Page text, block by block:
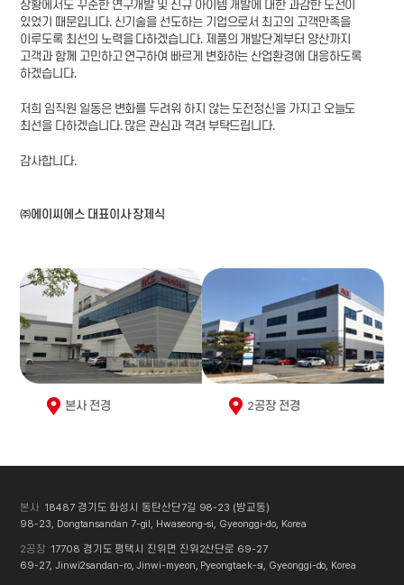
상황에서도 꾸준한 연구개발 및 신규 아이템 개발에 대한 과감한 도전이
있었기 때문입니다. 신기술을 선도하는 기업으로서 최고의 고객만족을
이루도록 최선의 노력을 다하겠습니다. 제품의 개발단계부터 양산까지
고객과 함께 고민하고 연구하여 빠르게 변화하는 산업환경에 대응하도록
하겠습니다.
저희 임직원 일동은 변화를 두려워 하지 않는 도전정신을 가지고 오늘도
최선을 다하겠습니다. 많은 관심과 격려 부탁드립니다.
감사합니다.
㈜에이씨에스 대표이사 장제식
본사 전경 2공장 전경
본사 18487 경기도 화성시 동탄산단7길 98-23 (방교동)
98-23, Dongtansandan 7-gil, Hwaseong-si, Gyeonggi-do, Korea
2공장 17708 경기도 평택시 진위면 진위2산단로 69-27
69-27, Jinwi2sandan-ro, Jinwi-myeon, Pyeongtaek-si, Gyeonggi-do, Korea